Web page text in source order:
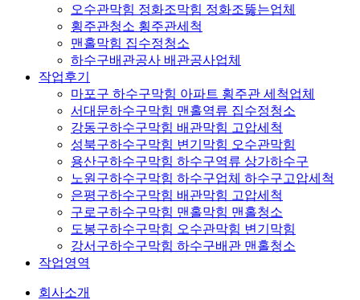
오수관막힘 정화조막힘 정화조뚫는업체
횡주관청소 횡주관세척
맨홀막힘 집수정청소
하수구배관공사 배관공사업체
작업후기
마포구 하수구막힘 아파트 횡주관 세척업체
서대문하수구막힘 맨홀역류 집수정청소
강동구하수구막힘 배관막힘 고압세척
성북구하수구막힘 변기막힘 오수관막힘
용산구하수구막힘 하수구역류 상가하수구
노원구하수구막힘 하수구업체 하수구고압세척
은평구하수구막힘 배관막힘 고압세척
구로구하수구막힘 맨홀막힘 맨홀청소
도봉구하수구막힘 오수관막힘 변기막힘
강서구하수구막힘 하수구배관 맨홀청소
작업영역
회사소개